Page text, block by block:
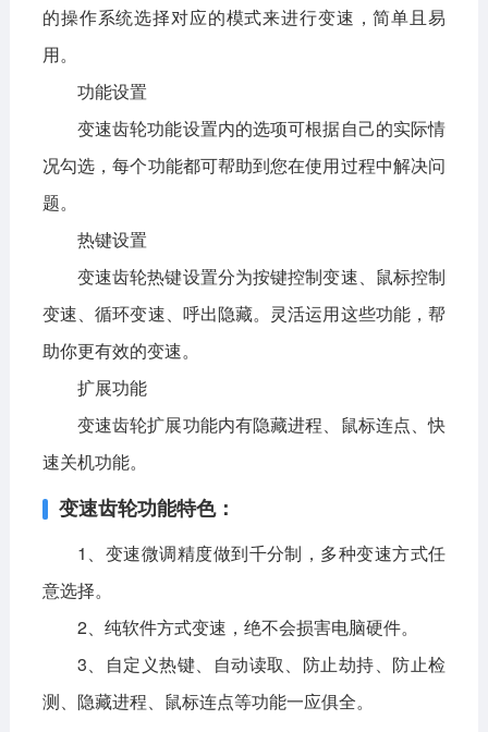
的操作系统选择对应的模式来进行变速，简单且易
用。
功能设置
变速齿轮功能设置内的选项可根据自己的实际情
况勾选，每个功能都可帮助到您在使用过程中解决问
题。
热键设置
变速齿轮热键设置分为按键控制变速、鼠标控制
变速、循环变速、呼出隐藏。灵活运用这些功能，帮
助你更有效的变速。
扩展功能
变速齿轮扩展功能内有隐藏进程、鼠标连点、快
速关机功能。
变速齿轮功能特色：
1、变速微调精度做到千分制，多种变速方式任
意选择。
2、纯软件方式变速，绝不会损害电脑硬件。
3、自定义热键、自动读取、防止劫持、防止检
测、隐藏进程、鼠标连点等功能一应俱全。